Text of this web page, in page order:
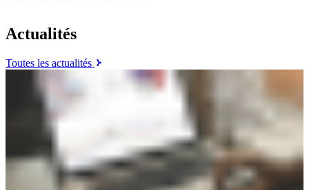
Actualités
Toutes les actualités